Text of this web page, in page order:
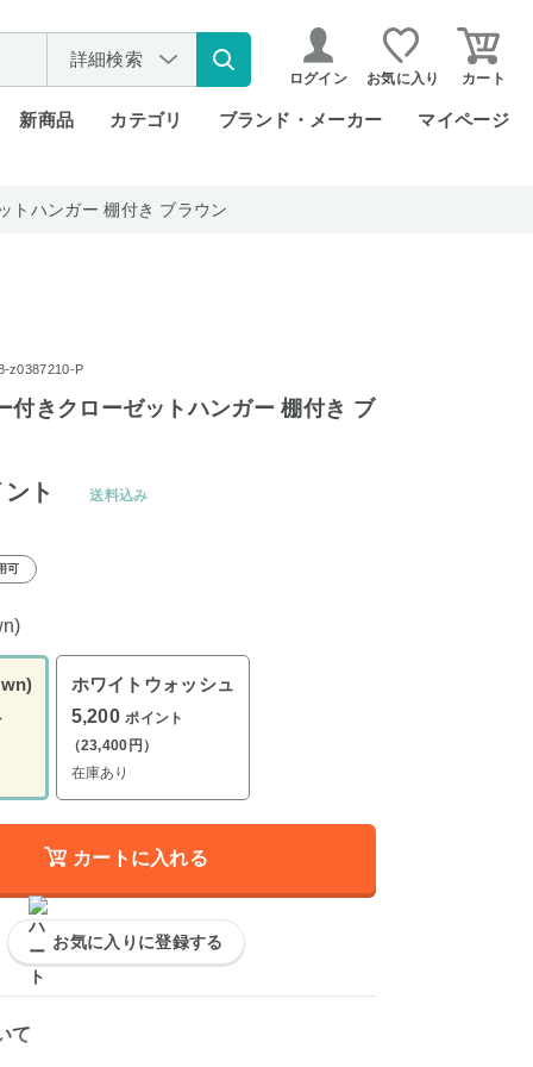
詳細検索
ログイン お気に入り カート
新商品 カテゴリ ブランド・メーカー マイページ
トハンガー 棚付き ブラウン
z0387210-P
付きクローゼットハンガー 棚付き ブ
ト 送料込み
可
ホワイトウォッシュ
5,200 ポイント
（23,400円）
在庫あり
カートに入れる
お気に入りに登録する
て